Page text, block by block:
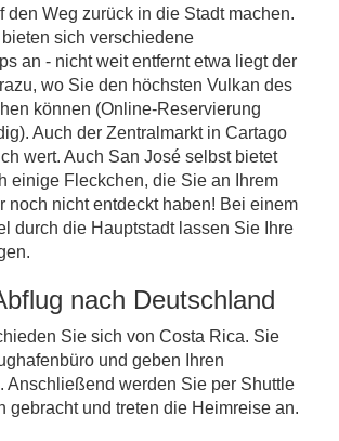
den Weg zurück in die Stadt machen.
sich verschiedene
an - nicht weit entfernt etwa liegt der
wo Sie den höchsten Vulkan des
können (Online-Reservierung
Auch der Zentralmarkt in Cartago
wert. Auch San José selbst bietet
einige Fleckchen, die Sie an Ihrem
noch nicht entdeckt haben! Bei einem
durch die Hauptstadt lassen Sie Ihre
nach Deutschland
Sie sich von Costa Rica. Sie
und geben Ihren
Anschließend werden Sie per Shuttle
gebracht und treten die Heimreise an.